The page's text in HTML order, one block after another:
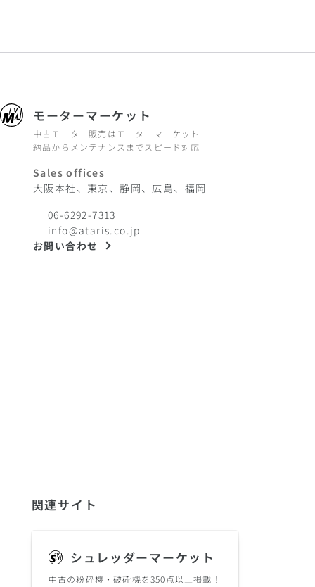
モーターマーケット
中古モーター販売はモーターマーケット
納品からメンテナンスまでスピード対応
Sales offices
大阪本社、東京、静岡、広島、福岡
06-6292-7313
info@ataris.co.jp
お問い合わせ
関連サイト
シュレッダーマーケット
中古の粉砕機・破砕機を350点以上掲載！